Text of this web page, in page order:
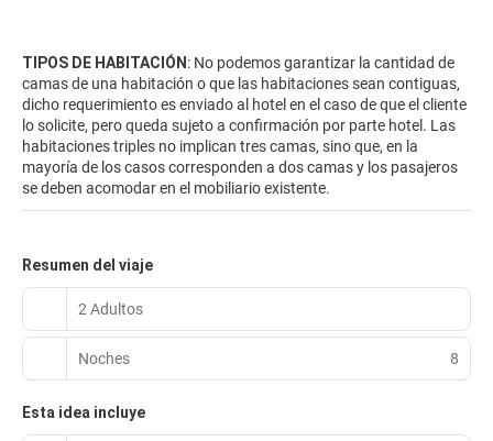
TIPOS DE HABITACIÓN : No podemos garantizar la cantidad de
camas de una habitación o que las habitaciones sean contiguas,
dicho requerimiento es enviado al hotel en el caso de que el cliente
lo solicite, pero queda sujeto a confirmación por parte hotel. Las
habitaciones triples no implican tres camas, sino que, en la
mayoría de los casos corresponden a dos camas y los pasajeros
se deben acomodar en el mobiliario existente.
Resumen del viaje
2 Adultos
Noches 8
Esta idea incluye